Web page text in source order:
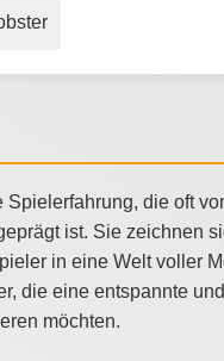
die oft
ist. Sie zeichnen
in eine Welt voller
die eine entspannte
möchten.